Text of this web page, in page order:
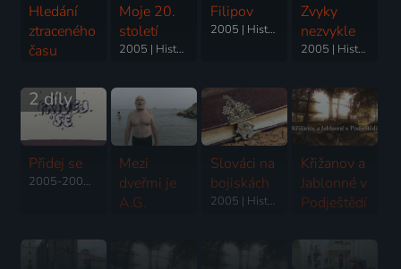
Hledání
ztraceného
času
Moje 20.
století
2005 | Historický, Slavní lidé
Filipov
2005 | Historický, Cestování, Náboženství
Zvyky
nezvykle
2005 | Historický
2 díly
Přidej se
2005-2006 | Architektura, Historický
Mezi
dveřmi je
A.G.
Slováci na
bojiskách
2005 | Historický, Válečný
Křižanov a
Jablonné v
Podještědí